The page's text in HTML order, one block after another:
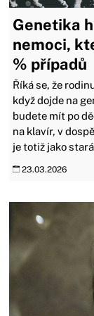
Genetika
nemoci,
% případů
Říká se, že
když dojde na
budete mít po
na klavír, v
je totiž jako
23.03.2026